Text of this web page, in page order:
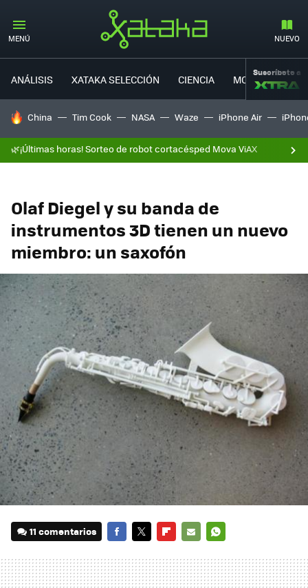
MENÚ NUEVO
ANÁLISIS XATAKA SELECCIÓN CIENCIA MOVILIDAD
Suscríbete a
HOY SE HABLA DE
China Tim Cook NASA Waze iPhone Air
🌿¡Últimas horas! Sorteo de robot cortacésped Mova ViAX
Olaf Diegel y su banda de
instrumentos 3D tienen un nuevo
miembro: un saxofón
11 comentarios
MAIL